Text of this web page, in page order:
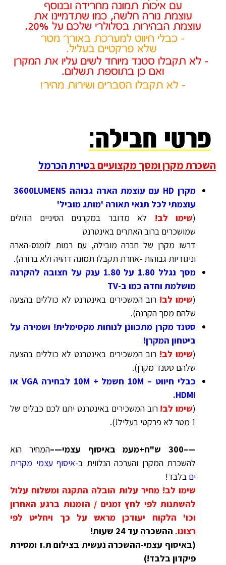
השכרת מקרן ומסך מקצועיים בטירת הכרמל
עוצמתי לכל תנאי תאורה 'מותג מוביל'
(שימו לב!
לא מדובר במקרנים הסיניים הזולים
שמושכרים ברוב האתרים באינטרנט
דרשו מקרן של חברה מובילה, עם רמות לומנס-הארה
וניגודיות גבוהות -אחרת תקבלו תמונה דהויה ולא ברורה).
מסך נגלל 1.80 על 1.80 ענק על חצובה להקרנה
מושלמת וחדה כמו ב-TV
(שימו לב! רוב המשכירים באינטרנט לא כוללים בהצעה
שלהם מסך הקרנה)
.
סטנד מקרן מתכוונן לנוחות מקסימלית! ושמירה על
ביטחון המקרן!
(שימו לב! רוב המשכירים באינטרנט לא כוללים בהצעה
שלהם סטנד מקרן)
.
כבלי חיווט – 10M חשמל + 10M לבחירה VGA או
HDMI.
(שימו לב! רוב המשכירים באינטרנט יתנו לכם כבלים של
1 מטר לא פרקטי בעליל!
)
.
—–300 ש"ח+מעמ באיסוף עצמי—–
המחיר הוא
להשכרת המקרן והערכה הנלווית ב-איסוף עצמי מקרית
ים בלבד!
שימו לב! מחיר עלות הובלה התקנה ומשלוח עלול
להשתנות לפי לחץ זמנים / הזמנות ברגע האחרון
וכו' הלקוח יעודכן מראש על כך ויחליט לפי
רצונו. ההשכרה עד 24 שעות!
(באיסוף עצמי-ההשכרה נעשית בצילום ת.ז ומסירת
פיקדון בלבד!)